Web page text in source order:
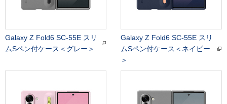
Galaxy Z Fold6 SC-55E スリ
ムSペン付ケース＜グレー＞
Galaxy Z Fold6 SC-55E スリ
ムSペン付ケース＜ネイビー
＞